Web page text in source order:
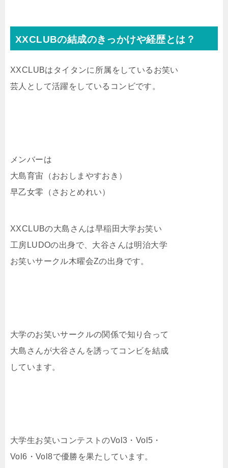
XXCLUBの結成のきっかけや経歴とは？
XXCLUBはタイタンに所属をしているお笑い
芸人として活躍をしているコンビです。
メンバーは
大島育宙（おおしまやすおき）
早乙女零（さおとめれい）
XXCLUBの大島さんは早稲田大学お笑い
工房LUDOの出身で、大谷さんは明治大学
お笑いサークル木曜会Zの出身です。
大学のお笑いサークルの関係で知り合って
大島さんが大谷さんを誘ってコンビを結成
しています。
大学生お笑いコンテストのVol3・Vol5・
Vol6・Vol8で優勝を果たしています。